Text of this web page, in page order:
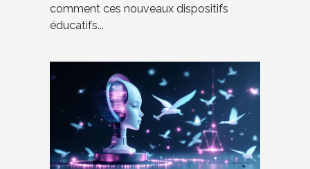
comment ces nouveaux dispositifs
éducatifs...